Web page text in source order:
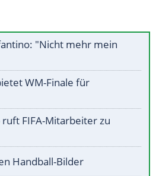
"Nicht mehr mein
WM-Finale für
FIFA-Mitarbeiter zu
Handball-Bilder